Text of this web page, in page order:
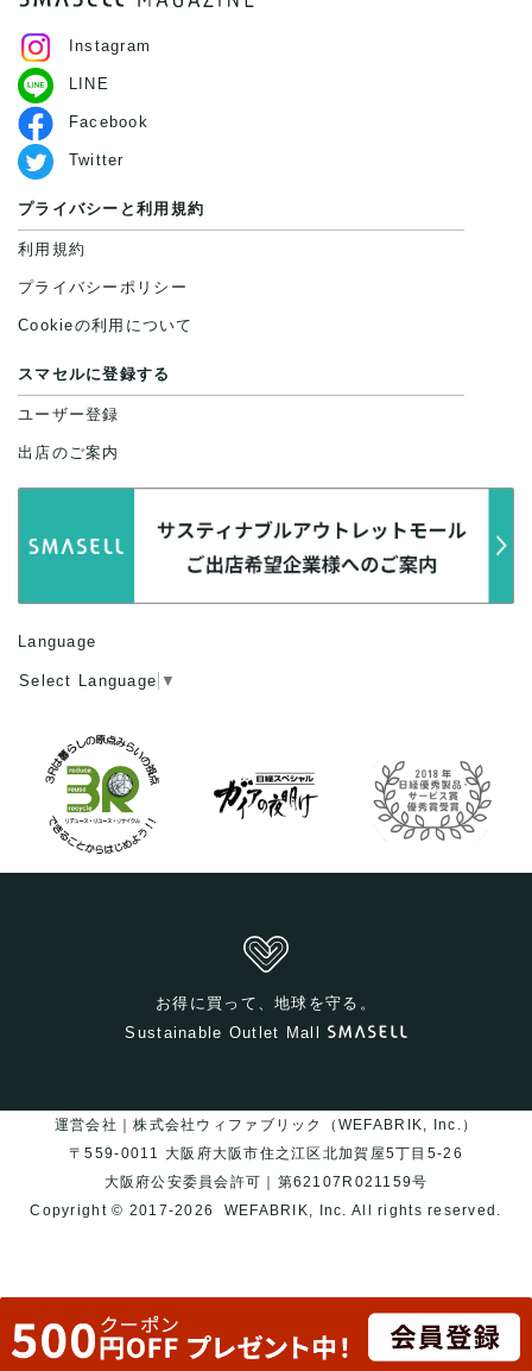
Instagram
LINE
Facebook
Twitter
プライバシーと利用規約
利用規約
プライバシーポリシー
Cookieの利用について
スマセルに登録する
ユーザー登録
出店のご案内
Language
Select Language ▼
お得に買って、地球を守る。
Sustainable Outlet Mall
運営会社｜株式会社ウィファブリック（WEFABRIK, Inc.）
〒559-0011 大阪府大阪市住之江区北加賀屋5丁目5-26
大阪府公安委員会許可｜第62107R021159号
Copyright © 2017-2026
WEFABRIK, Inc.All rights reserved.